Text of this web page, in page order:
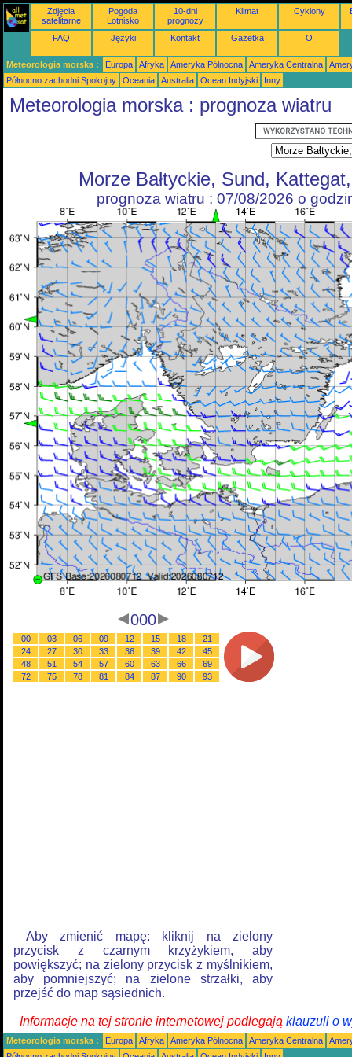
Zdjęcia
satelitarne
Pogoda
Lotnisko
10-dni
prognozy
Klimat Cyklony
FAQ Języki Kontakt Gazetka O
Meteorologia morska : Europa Afryka Ameryka Północna Ameryka Centralna
Północno zachodni Spokojny
Oceania Australia Ocean Indyjski Inny
Meteorologia morska : prognoza wiatru
Morze Bałtyckie, Sund,
prognoza wiatru : 07/08/2026 o
000
00 03 06 09 12 15 18
21
24
27 30 33 36 39 42
45
48
51 54 57 60 63 66
69
72
75 78 81 84 87 90 93
Aby zmienić mapę: kliknij na zielony
przycisk z czarnym krzyżykiem, aby
powiększyć; na zielony przycisk z myślnikiem,
aby pomniejszyć; na zielone strzałki, aby
przejść do map sąsiednich.
Informacje na tej stronie internetowej podlegają klauzuli o
Meteorologia morska : Europa Afryka Ameryka Północna Ameryka Centralna